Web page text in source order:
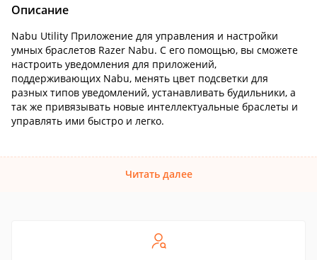
Описание
Nabu Utility Приложение для управления и настройки
умных браслетов Razer Nabu. С его помощью, вы сможете
настроить уведомления для приложений,
поддерживающих Nabu, менять цвет подсветки для
разных типов уведомлений, устанавливать будильники, а
так же привязывать новые интеллектуальные браслеты и
управлять ими быстро и легко.
Читать далее